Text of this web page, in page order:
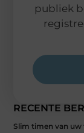
RECENTE
Slim timen van uw
publiek